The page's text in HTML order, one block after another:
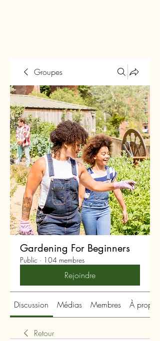
Groupes
Gardening For Beginners
Public · 104 membres
Rejoindre
Discussion Médias Membres À propos
Retour